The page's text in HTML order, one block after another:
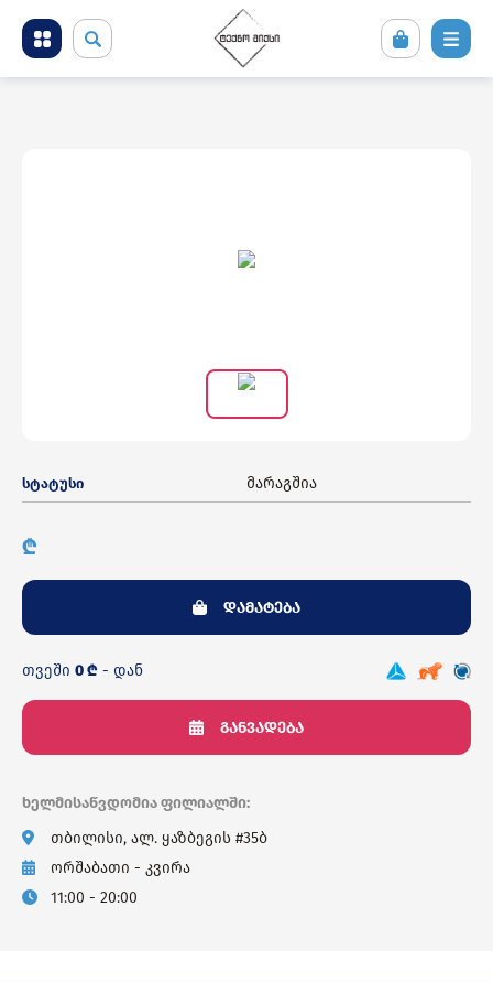
მობილური ტელეფონები და აქსესუარები
სტატუსი მარაგშია
₾
დამატება
თვეში 0 ₾ - დან
განვადება
ხელმისაწვდომია ფილიალში:
თბილისი, ალ. ყაზბეგის #35ბ
ორშაბათი - კვირა
11:00 - 20:00